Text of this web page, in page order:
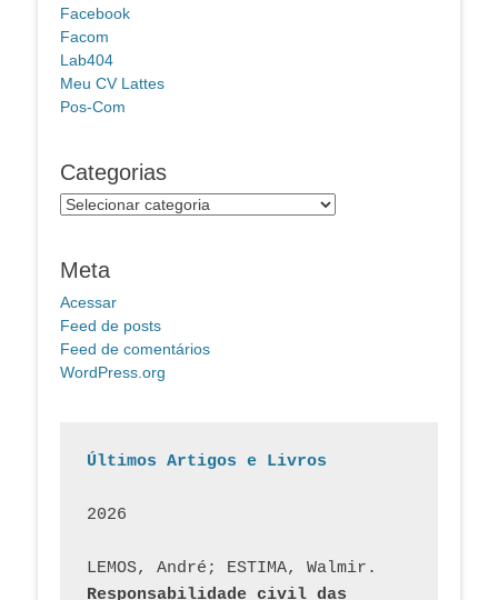
Facebook
Facom
Lab404
Meu CV Lattes
Pos-Com
Categorias
Categorias
Meta
Acessar
Feed de posts
Feed de comentários
WordPress.org
Últimos Artigos e Livros
2026
Responsabilidade civil das